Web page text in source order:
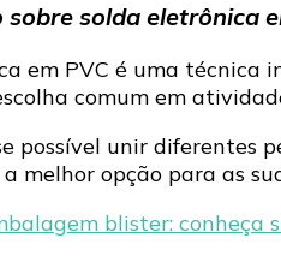
solda eletrônica
em PVC é uma técnica
comum em
possível unir diferentes
melhor opção para as
blister: conheça